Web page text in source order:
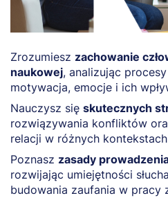
Zrozumiesz zachowanie
naukowej, analizując
motywacja, emocje i ich
Nauczysz się skutecznych
rozwiązywania konfliktów
relacji w różnych kontekstach
Poznasz zasady
rozwijając umiejętności
budowania zaufania w pracy